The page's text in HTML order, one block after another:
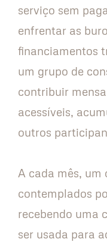
serviço sem
enfrentar as
financiamentos
um grupo de
contribuir
acessíveis,
outros
A cada mês, um
contemplados
recebendo uma
ser usada para